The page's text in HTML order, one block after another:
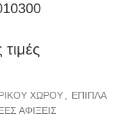
τιμές
ΧΩΡΟΥ
ΕΠΙΠΛΑ
ΑΦΙΞΕΙΣ